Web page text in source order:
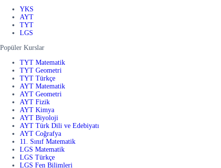
YKS
AYT
TYT
LGS
Popüler Kurslar
TYT Matematik
TYT Geometri
TYT Türkçe
AYT Matematik
AYT Geometri
AYT Fizik
AYT Kimya
AYT Biyoloji
AYT Türk Dili ve Edebiyatı
AYT Coğrafya
11. Sınıf Matematik
LGS Matematik
LGS Türkçe
LGS Fen Bilimleri